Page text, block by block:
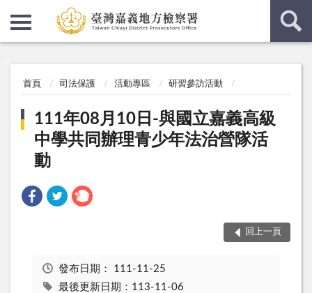
首頁 司法保護 活動專區 研習參訪活動
111年08月10日-與國立嘉義高級
中學共同辦理青少年法治營隊活
動
回上一頁
發布日期： 111-11-25
最後更新日期：113-11-06